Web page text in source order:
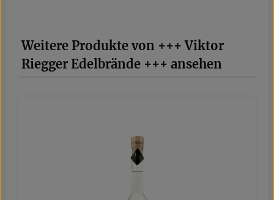
Produktgalerie überspringen
Weitere Produkte von +++ Viktor
Riegger Edelbrände +++ ansehen